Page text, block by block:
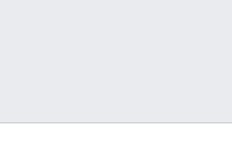
165 70 R13